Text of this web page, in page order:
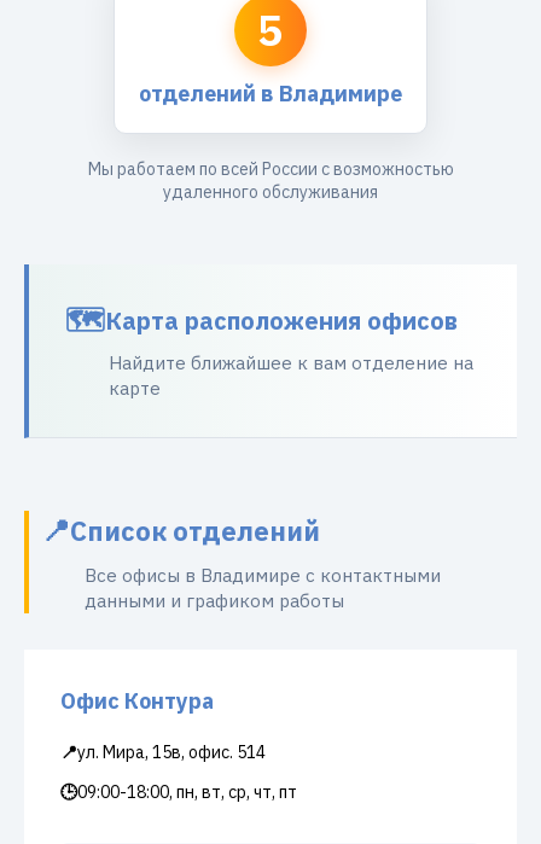
5
отделений в Владимире
Мы работаем по всей России с возможностью
удаленного обслуживания
Карта расположения офисов
Найдите ближайшее к вам отделение на
карте
Список отделений
Все офисы в Владимире с контактными
данными и графиком работы
Офис Контура
📍ул. Мира, 15в, офис. 514
🕒09:00-18:00, пн, вт, ср, чт, пт